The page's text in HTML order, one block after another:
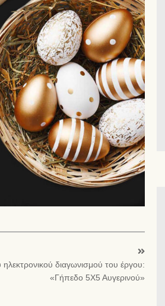
ηλεκτρονικού διαγωνισμού του έργου:
«Γήπεδο 5Χ5 Αυγερινού»